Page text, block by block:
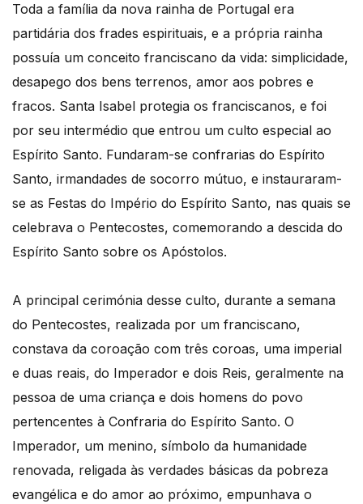
Toda a família da nova rainha de Portugal era
partidária dos frades espirituais, e a própria rainha
possuía um conceito franciscano da vida: simplicidade,
desapego dos bens terrenos, amor aos pobres e
fracos. Santa Isabel protegia os franciscanos, e foi
por seu intermédio que entrou um culto especial ao
Espírito Santo. Fundaram-se confrarias do Espírito
Santo, irmandades de socorro mútuo, e instauraram-
se as Festas do Império do Espírito Santo, nas quais se
celebrava o Pentecostes, comemorando a descida do
Espírito Santo sobre os Apóstolos.
A principal cerimónia desse culto, durante a semana
do Pentecostes, realizada por um franciscano,
constava da coroação com três coroas, uma imperial
e duas reais, do Imperador e dois Reis, geralmente na
pessoa de uma criança e dois homens do povo
pertencentes à Confraria do Espírito Santo. O
Imperador, um menino, símbolo da humanidade
renovada, religada às verdades básicas da pobreza
evangélica e do amor ao próximo, empunhava o